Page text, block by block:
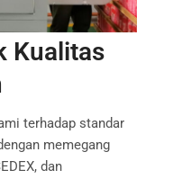
Kualitas
terhadap standar
memegang
dan